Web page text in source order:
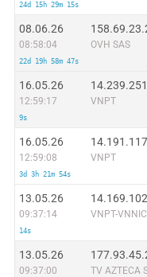
24d 15h 29m 15s
08.06.26
08:58:04
22d 19h 58m 47s
OVH SAS
16.05.26
12:59:17
9s
VNPT
16.05.26
12:59:08
3d 3h 21m 54s
VNPT
13.05.26
09:37:14
14s
VNPT-VNNIC
13.05.26
09:37:00